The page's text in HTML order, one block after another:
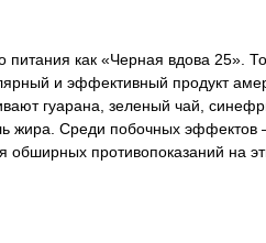
как «Черная вдова 25».
и эффективный продукт
гуарана, зеленый чай,
жира. Среди побочных
противопоказаний на